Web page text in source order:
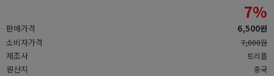
판매가격
7%
6,500원
소비자가격
7,000원
제조사 트리플
원산지 중국